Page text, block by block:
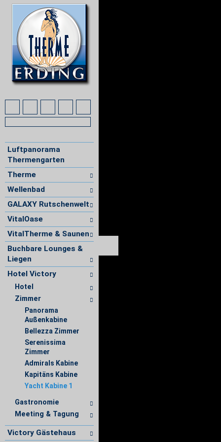
Luftpanorama
Thermengarten
Therme
Wellenbad
GALAXY Rutschenwelt
VitalOase
VitalTherme & Saunen
Buchbare Lounges &
Liegen
Hotel Victory
Hotel
Zimmer
Panorama
Außenkabine
Bellezza Zimmer
Serenissima
Zimmer
Admirals Kabine
Kapitäns Kabine
Yacht Kabine 1
Gastronomie
Meeting & Tagung
Victory Gästehaus